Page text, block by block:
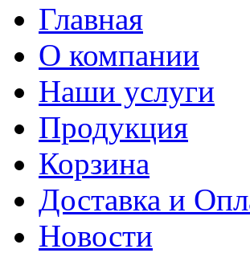
Главная
О компании
Наши услуги
Продукция
Корзина
Доставка и
Новости